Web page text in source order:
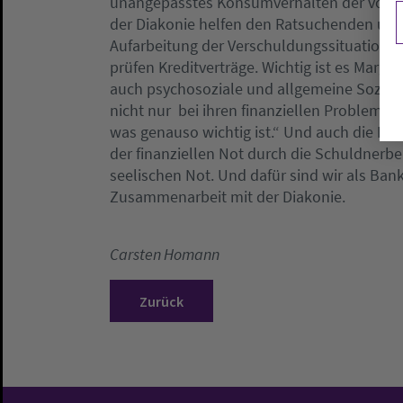
der Diakonie helfen den Ratsuchenden
Aufarbeitung der Verschuldungssituation.
prüfen Kreditverträge. Wichtig ist es
auch psychosoziale und allgemeine
nicht nur bei ihren finanziellen Problemen
was genauso wichtig ist.“ Und auch die
der finanziellen Not durch die
seelischen Not. Und dafür sind wir als
Zusammenarbeit mit der Diakonie.
Carsten Homann
Zurück